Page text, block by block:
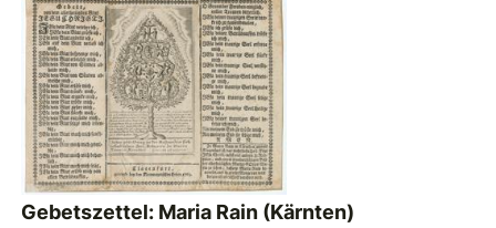
Gebetszettel: Maria Rain (Kärnten)